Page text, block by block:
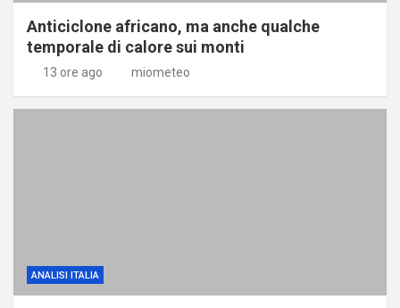
Anticiclone africano, ma anche qualche
temporale di calore sui monti
13 ore ago miometeo
ANALISI ITALIA